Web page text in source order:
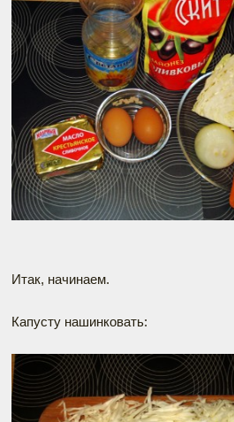
Итак, начинаем.
Капусту нашинковать: